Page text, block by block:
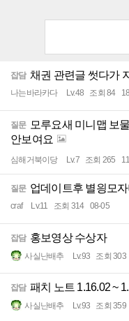
잡담 채권 관련글 썻다가
나는바라카다 Lv.48 조회 84
질문
모루요새 미니맵 보
안보여요
심해거북이당 Lv.7 조회 265
질문 업데이트후 별읭모
craf Lv.11 조회 314 08-05
잡담 홍보영상 수상자
사실난배추 Lv.93 조회 303
잡담 패치 노트 1.16.02 ~
사실난배추 Lv.93 조회 359